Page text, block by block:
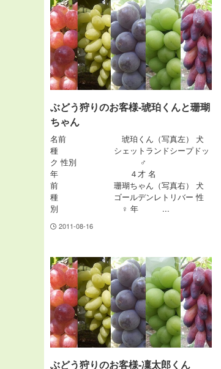
ぶどう狩りのお客様-琥珀くんと珊瑚
ちゃん
名前 琥珀くん（写真左） 犬
種 シェットランドシープドッ
ク 性別 ♂
年 ４才 名
前 珊瑚ちゃん（写真右） 犬
種 ゴールデンレトリバー 性
別 ♀ 年 ...
2011-08-16
ぶどう狩りのお客様-凜太郎くん